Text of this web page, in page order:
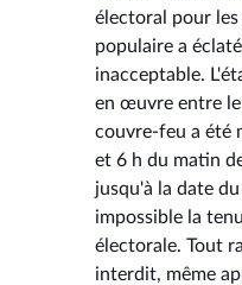
électoral pour
populaire a
inacceptable.
en œuvre entre
couvre-feu a été
et 6 h du matin
jusqu'à la date
impossible la
électorale. Tout
interdit, même